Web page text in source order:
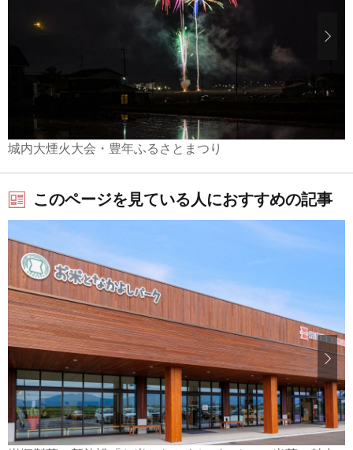
城内大煙火大会・豊年ふるさとまつり
このページを見ている人におすすめの記事